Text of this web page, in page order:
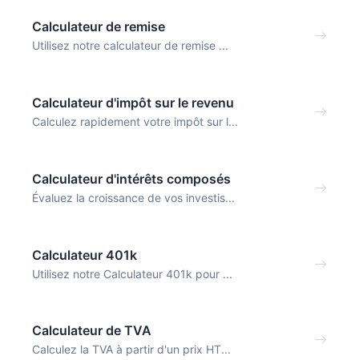
Calculateur de remise
Utilisez notre calculateur de remise ...
Calculateur d'impôt sur le revenu
Calculez rapidement votre impôt sur l...
Calculateur d'intérêts composés
Évaluez la croissance de vos investis...
Calculateur 401k
Utilisez notre Calculateur 401k pour ...
Calculateur de TVA
Calculez la TVA à partir d'un prix HT...